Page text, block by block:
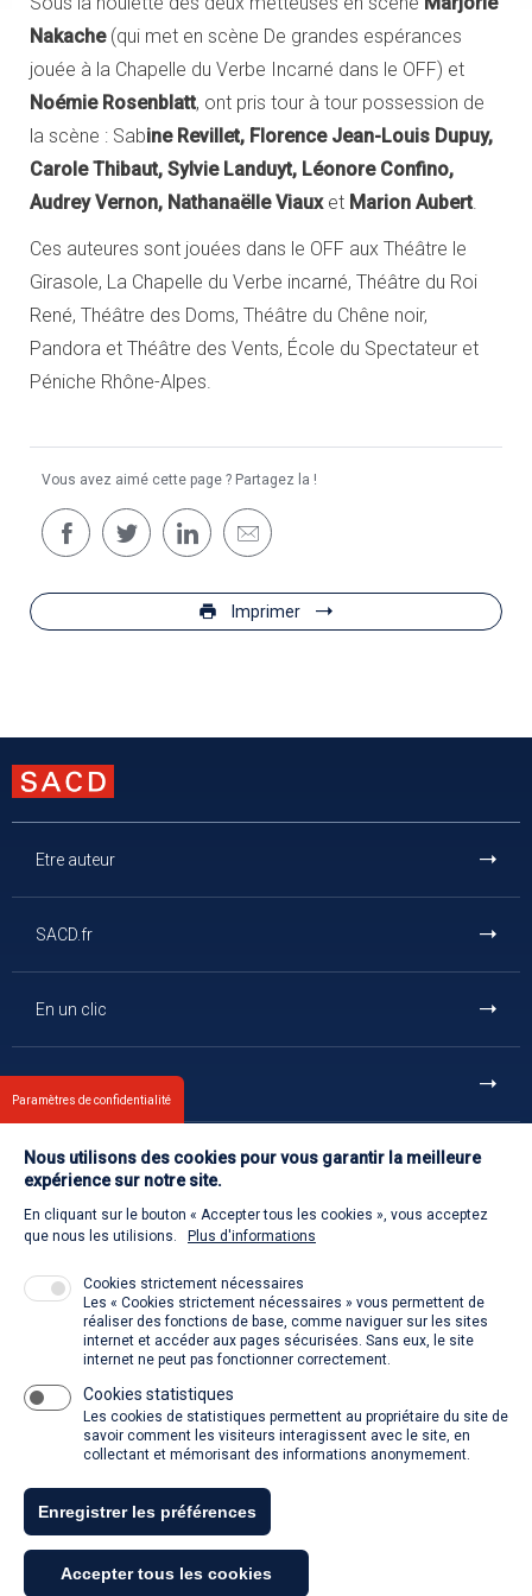
Nakache(qui met en scène De grandes espérances
jouée à la Chapelle du Verbe Incarné dans le OFF) et
Noémie Rosenblatt, ont pris tour à tour possession de
la scène : Sabine Revillet, Florence Jean-Louis Dupuy,
Carole Thibaut, Sylvie Landuyt, Léonore Confino,
Audrey Vernon, Nathanaëlle Viauxet Marion Aubert.
Ces auteures sont jouées dans le OFF aux Théâtre le
Girasole, La Chapelle du Verbe incarné, Théâtre du Roi
René, Théâtre des Doms, Théâtre du Chêne noir,
Pandora et Théâtre des Vents, École du Spectateur et
Péniche Rhône-Alpes.
Vous avez aimé cette page ? Partagez la !
Imprimer
Etre auteur
SACD.fr
En un clic
La SACD partout, quand vous voulez
Contact
Retour à l'accueil
Venir à la SACD
Tous droits réservés - SACD 2021
Mentions légales et conditions générales d'utilisation
Paramètres de confidentialité
Nous utilisons des cookies pour vous garantir la meilleure
expérience sur notre site.
En cliquant sur le bouton « Accepter tous les cookies », vous acceptez
que nous les utilisions.
Plus d'informations
Cookies strictement nécessaires
Les « Cookies strictement nécessaires » vous permettent de
réaliser des fonctions de base, comme naviguer sur les sites
internet et accéder aux pages sécurisées. Sans eux, le site
internet ne peut pas fonctionner correctement.
Cookies statistiques
Les cookies de statistiques permettent au propriétaire du site de
savoir comment les visiteurs interagissent avec le site, en
collectant et mémorisant des informations anonymement.
Enregistrer les préférences
Accepter tous les cookies